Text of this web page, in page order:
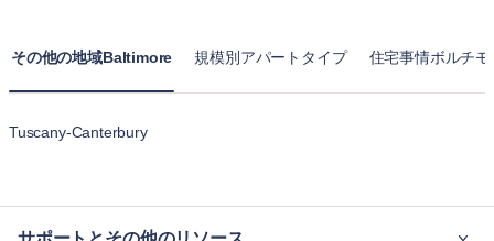
その他の地域Baltimore 規模別アパートタイプ 住宅事情ボルチモ
Tuscany-Canterbury